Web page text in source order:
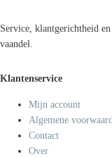
Service, klantgerichtheid
vaandel.
Klantenservice
Mijn account
Algemene
Contact
Over